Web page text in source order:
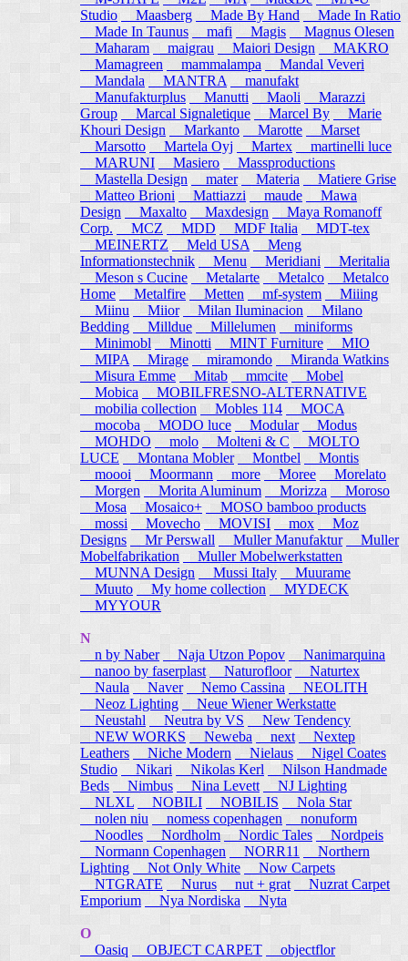
Studio
Maasberg Made By Hand
Made In Ratio
Made In Taunus
mafi Magis
Magnus Olesen
Maharam
maigrau Maiori Design
MAKRO
Mamagreen
mammalampa
Mandal Veveri
Mandala
MANTRA
manufakt
Manufakturplus
Manutti Maoli
Marazzi
Group
Marcal Signaletique Marcel By
Marie
Khouri Design
Markanto Marotte
Marset
Marsotto
Martela Oyj Martex
martinelli luce
MARUNI
Masiero
Massproductions
Mastella Design
mater Materia
Matiere Grise
Matteo Brioni
Mattiazzi maude
Mawa
Design
Maxalto Maxdesign
Maya Romanoff
Corp.
MCZ MDD MDF Italia
MDT-tex
MEINERTZ
Meld USA
Meng
Informationstechnik
Menu Meridiani
Meritalia
Meson s Cucine
Metalarte Metalco
Metalco
Home Metalfire Metten mf-system
Miiing
Miinu
Miior Milan Iluminacion
Milano
Bedding
Milldue Millelumen
miniforms
Minimobl Minotti MINT Furniture
MIO
MIPA
Mirage miramondo
Miranda Watkins
Misura Emme
Mitab mmcite
Mobel
Mobica
MOBILFRESNO-ALTERNATIVE
mobilia collection
Mobles 114
MOCA
mocoba
MODO luce Modular
Modus
MOHDO
molo Molteni & C
MOLTO
LUCE
Montana Mobler Montbel
Montis
moooi
Moormann more Moree
Morelato
Morgen
Morita Aluminum Morizza
Moroso
Mosa
Mosaico+
MOSO bamboo products
mossi
Movecho MOVISI mox
Moz
Designs
Mr Perswall Muller Manufaktur
Muller
Mobelfabrikation
Muller Mobelwerkstatten
MUNNA Design
Mussi Italy
Muurame
Muuto My home collection
MYDECK
MYYOUR
N
n by Naber
Naja Utzon Popov
Nanimarquina
nanoo by faserplast
Naturofloor
Naturtex
Naula
Naver Nemo Cassina
NEOLITH
Neoz Lighting
Neue Wiener Werkstatte
Neustahl
Neutra by VS
New Tendency
NEW WORKS
Neweba next
Nextep
Leathers
Niche Modern Nielaus
Nigel Coates
Studio
Nikari Nikolas Kerl
Nilson Handmade
Beds
Nimbus Nina Levett
NJ Lighting
NLXL
NOBILI NOBILIS
Nola Star
nolen niu
nomess copenhagen
nonuform
Noodles
Nordholm Nordic Tales
Nordpeis
Normann Copenhagen
NORR11
Northern
Lighting
Not Only White
Now Carpets
NTGRATE
Nurus nut + grat
Nuzrat Carpet
Emporium
Nya Nordiska Nyta
O
Oasiq
OBJECT CARPET
objectflor